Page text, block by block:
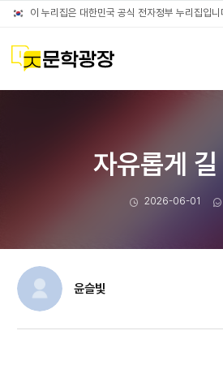
이 누리집은 대한민국 공식 전자정부 누리집입니
문학광장
자유롭게 길
작성일
2026-06-01
윤슬빛